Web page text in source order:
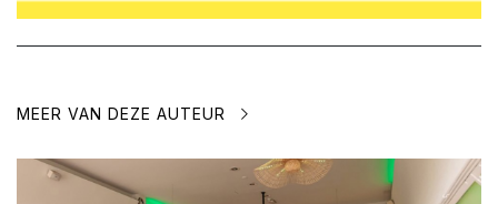
MEER VAN DEZE AUTEUR